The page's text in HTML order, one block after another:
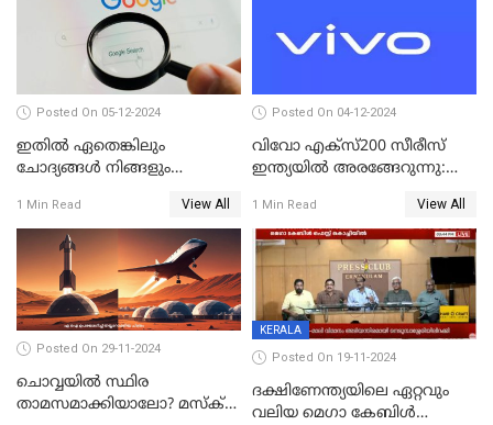
Posted On 05-12-2024
ഇതിൽ ഏതെങ്കിലും
ചോദ്യങ്ങൾ നിങ്ങളും
ഗൂഗിളിൽ ഏറ്റവുമധികം
ആളുകൾ ചോദിച്ച
ചോദ്യങ്ങൾ
1 Min Read View All
Posted On 04-12-2024
വിവോ എക്‌സ്200 സീരീസ്
ഇന്ത്യയിൽ അരങ്ങേറുന്നു:
ഫീച്ചറുകളും
1 Min Read View All
Posted On 29-11-2024
ചൊവ്വയിൽ സ്ഥിര
താമസമാക്കിയാലോ? മസ്ക്
KERALA
Posted On 19-11-2024
ദക്ഷിണേന്ത്യയിലെ ഏറ്റവും
വലിയ മെഗാ കേബിള്‍